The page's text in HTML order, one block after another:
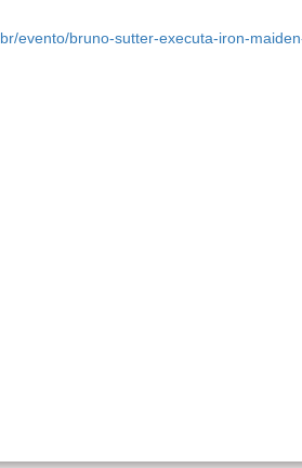
evento/bruno-sutter-executa-iron-